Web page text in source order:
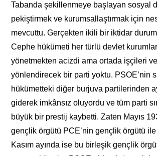
Tabanda şekillenmeye başlayan sosyal
pekiştirmek ve kurumsallaştırmak için
mevcuttu. Gerçekten ikili bir iktidar
Cephe hükümeti her türlü devlet
yönetmekten acizdi ama ortada işçileri
yönlendirecek bir parti yoktu. PSOE’nin
hükümetteki diğer burjuva partilerinden
giderek imkânsız oluyordu ve tüm parti
büyük bir prestij kaybetti. Zaten Mayıs
gençlik örgütü PCE’nin gençlik örgütü
Kasım ayında ise bu birleşik gençlik